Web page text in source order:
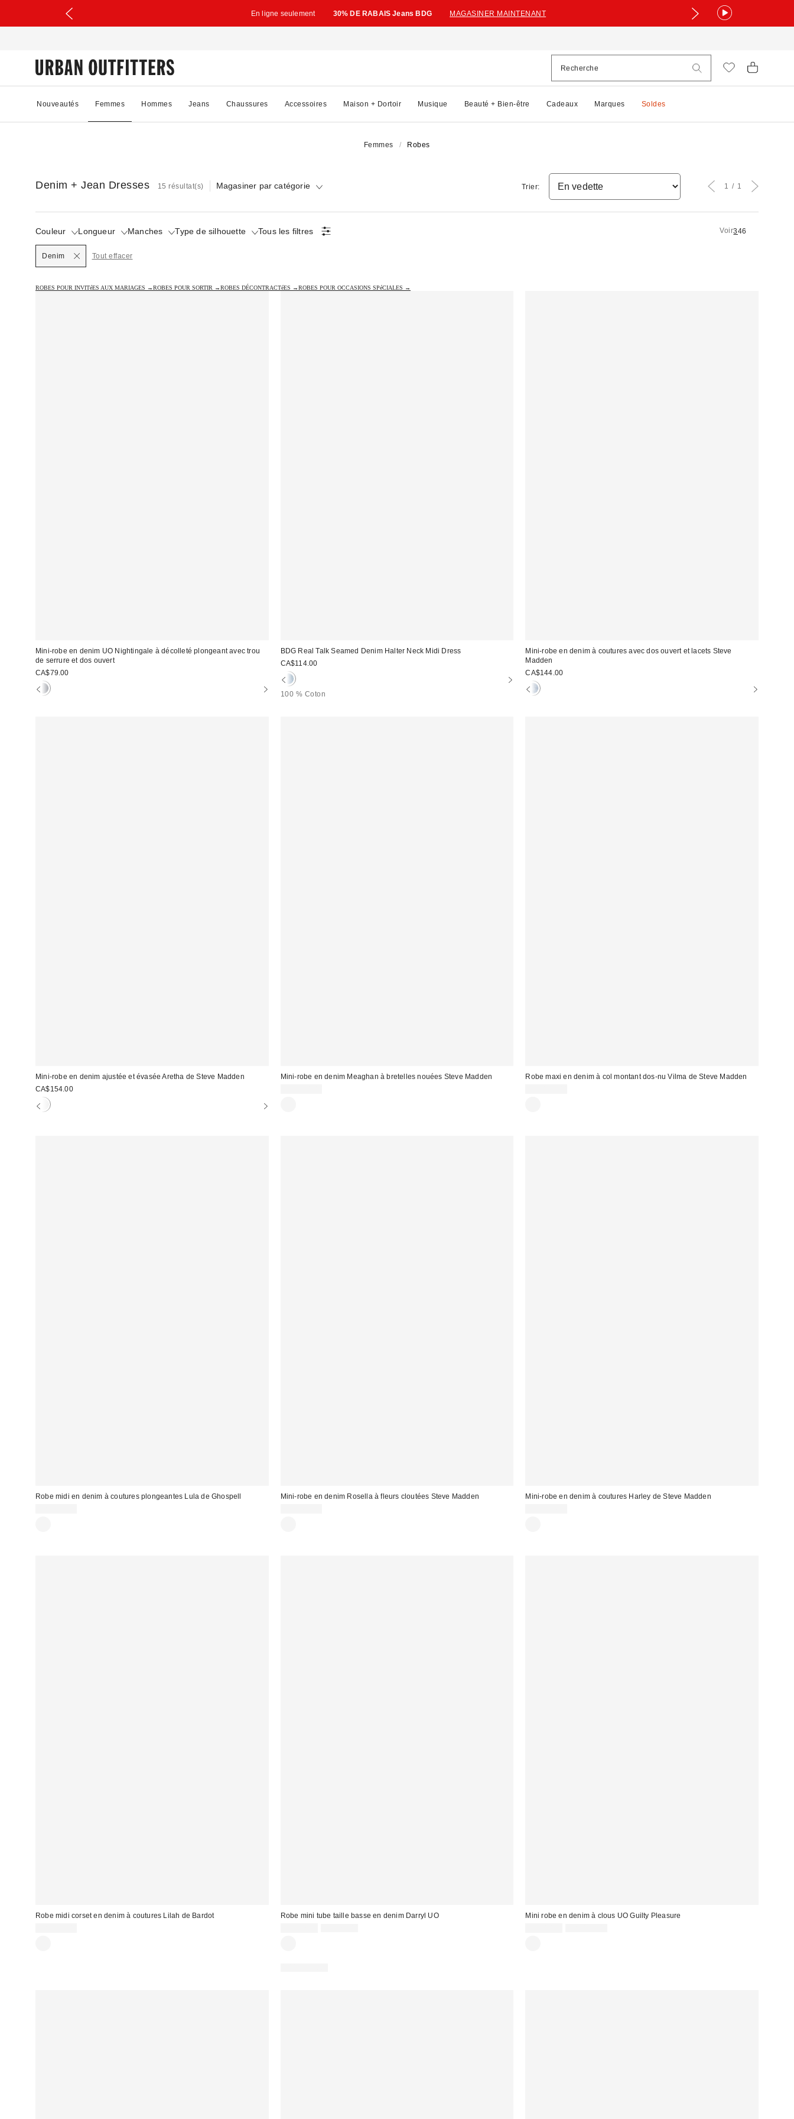
En ligne seulement 30% DE RABAIS Jeans BDG MAGASINER MAINTENANT
Nouveautés Femmes Hommes Jeans Chaussures Accessoires Maison + Dortoir Musique Beauté + Bien-être Cadeaux Marques Soldes
Femmes Robes
Denim + Jean Dresses 15 résultat(s) Magasiner par catégorie
Couleur Longueur Manches Type de silhouette Tous les filtres Voir346
Denim Tout effacer
Trier: 1 1
ROBES POUR INVITéES AUX MARIAGES →ROBES POUR SORTIR →ROBES DÉCONTRACTéES →ROBES POUR OCCASIONS SPéCIALES →
Mini-robe en denim UO Nightingale à décolleté plongeant avec trou
de serrure et dos ouvert
CA$79.00
BDG Real Talk Seamed Denim Halter Neck Midi Dress
CA$114.00
100 % Coton
Mini-robe en denim à coutures avec dos ouvert et lacets Steve
Madden
CA$144.00
Mini-robe en denim ajustée et évasée Aretha de Steve Madden
CA$154.00
Mini-robe en denim Meaghan à bretelles nouées Steve Madden
Robe maxi en denim à col montant dos-nu Vilma de Steve Madden
Robe midi en denim à coutures plongeantes Lula de Ghospell
Mini-robe en denim Rosella à fleurs cloutées Steve Madden
Mini-robe en denim à coutures Harley de Steve Madden
Robe midi corset en denim à coutures Lilah de Bardot
Robe mini tube taille basse en denim Darryl UO
Mini robe en denim à clous UO Guilty Pleasure